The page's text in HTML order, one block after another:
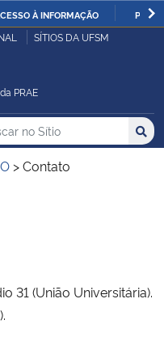
À INFORMAÇÃO
SÍTIOS DA UFSM
PRAE
no no Sítio
>Contato
31 (União Universitária).